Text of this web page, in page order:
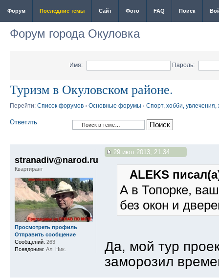
Форум Последние темы Сайт Фото FAQ Поиск
Форум города Окуловка
Имя: Пароль:
Туризм в Окуловском районе.
Перейти: Список форумов › Основные форумы › Спорт, хобби,
Ответить
29 июл 2013, 21:34
ALEKS
А в Топорке,
без окон и
Да, мой тур
заморозил
stranadiv@narod.ru
Квартирант
Просмотреть профиль
Отправить сообщение
Сообщений: 263
Псевдоним: Ал. Ник.